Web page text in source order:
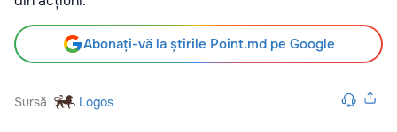
Abonați-vă la știrile Point.md pe Google
Sursă Logos